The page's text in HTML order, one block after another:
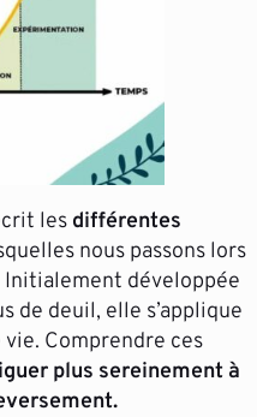
les différentes
nous passons lors
Initialement développée
de deuil, elle s’applique
Comprendre ces
plus sereinement à